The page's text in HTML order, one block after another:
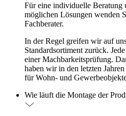
Für eine individuelle Beratung
möglichen Lösungen wenden
Fachberater.
In der Regel greifen wir auf
Standardsortiment zurück.
einer Machbarkeitsprüfung.
haben wir in den letzten
für Wohn- und
Wie läuft die Montage der